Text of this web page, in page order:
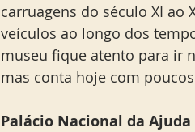
carruagens do século XI ao
veículos ao longo dos
museu fique atento para ir
mas conta hoje com
Palácio Nacional da Ajuda